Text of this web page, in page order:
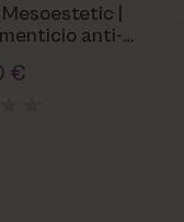
|
anti-
€